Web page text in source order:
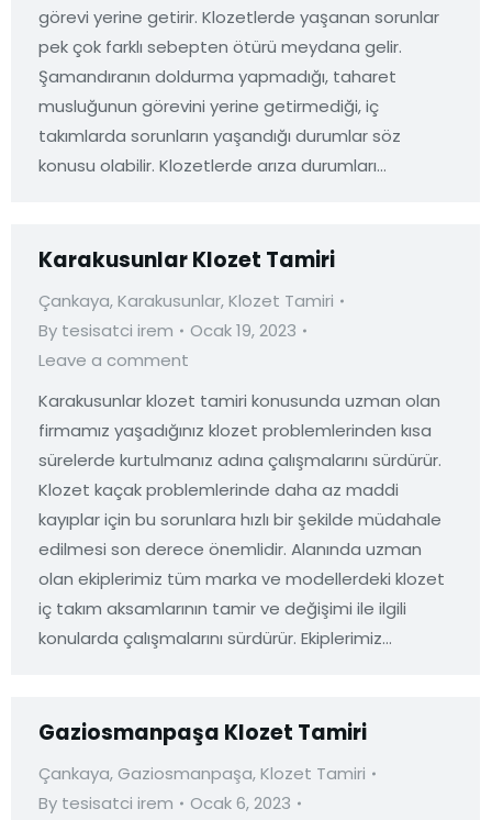
görevi yerine getirir. Klozetlerde yaşanan sorunlar
pek çok farklı sebepten ötürü meydana gelir.
Şamandıranın doldurma yapmadığı, taharet
musluğunun görevini yerine getirmediği, iç
takımlarda sorunların yaşandığı durumlar söz
konusu olabilir. Klozetlerde arıza durumları…
Karakusunlar Klozet Tamiri
Çankaya,Karakusunlar,Klozet Tamiri
By tesisatci irem
Ocak 19, 2023
Leave a comment
Karakusunlar klozet tamiri konusunda uzman olan
firmamız yaşadığınız klozet problemlerinden kısa
sürelerde kurtulmanız adına çalışmalarını sürdürür.
Klozet kaçak problemlerinde daha az maddi
kayıplar için bu sorunlara hızlı bir şekilde müdahale
edilmesi son derece önemlidir. Alanında uzman
olan ekiplerimiz tüm marka ve modellerdeki klozet
iç takım aksamlarının tamir ve değişimi ile ilgili
konularda çalışmalarını sürdürür. Ekiplerimiz…
Gaziosmanpaşa Klozet Tamiri
Çankaya, Gaziosmanpaşa,Klozet Tamiri
By tesisatci irem
Ocak 6, 2023